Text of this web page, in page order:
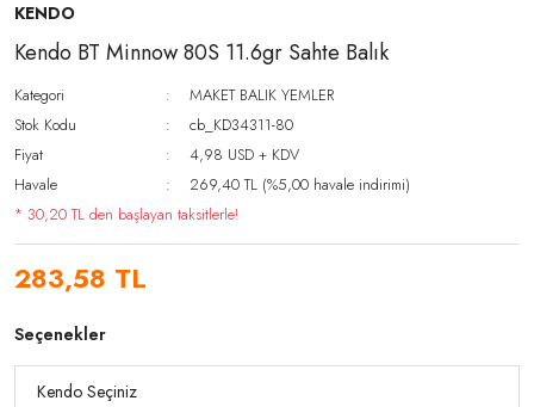
KENDO
Kendo BT Minnow 80S 11.6gr Sahte Balık
Kategori
MAKET BALIK YEMLER
Stok Kodu
cb_KD34311-80
Fiyat
4,98 USD + KDV
Havale
269,40 TL (%5,00 havale indirimi)
* 30,20 TL den başlayan taksitlerle!
283,58 TL
Seçenekler